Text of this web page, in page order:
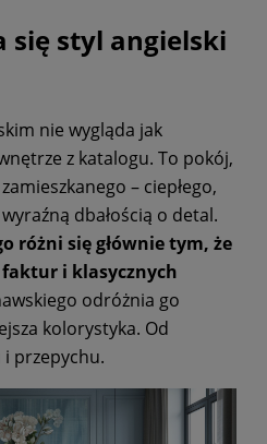
się styl angielski
nie wygląda jak
z katalogu. To pokój,
– ciepłego,
dbałością o detal.
różni się głównie tym, że
i klasycznych
odróżnia go
kolorystyka. Od
i przepychu.